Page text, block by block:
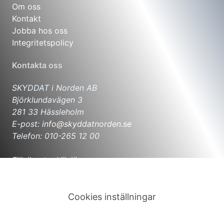
Om oss
Kontakt
Jobba hos oss
Integritetspolicy
Kontakta oss
SKYDDAT i Norden AB
Björklundavägen 3
281 33 Hässleholm
E-post: info@skyddatnorden.se
Telefon: 010-265 12 00
Filialkontor Växjö
info@skyddatnorden.se
Cookies inställningar